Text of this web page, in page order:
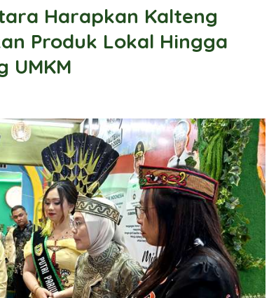
Harapkan Kalteng
Produk Lokal Hingga
UMKM